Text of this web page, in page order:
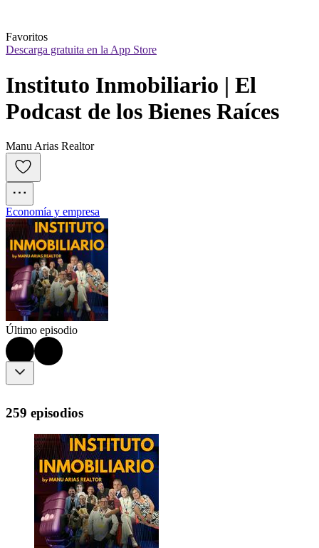
Favoritos
Descarga gratuita en la App Store
Instituto Inmobiliario | El
Podcast de los Bienes Raíces
Manu Arias Realtor
Economía y empresa
Último episodio
259 episodios